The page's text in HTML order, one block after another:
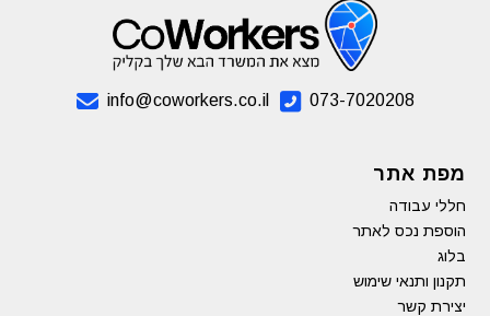
מפת אתר
חללי עבודה
הוספת נכס לאתר
בלוג
תקנון ותנאי שימוש
יצירת קשר
info@coworkers.co.il 073-7020208